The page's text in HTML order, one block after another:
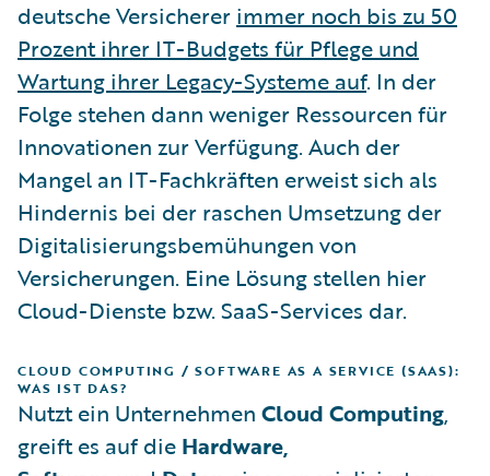
deutsche Versicherer immer noch bis zu 50
Prozent ihrer IT-Budgets für Pflege und
Wartung ihrer Legacy-Systeme auf. In der
Folge stehen dann weniger Ressourcen für
Innovationen zur Verfügung. Auch der
Mangel an IT-Fachkräften erweist sich als
Hindernis bei der raschen Umsetzung der
Digitalisierungsbemühungen von
Versicherungen. Eine Lösung stellen hier
Cloud-Dienste bzw. SaaS-Services dar.
CLOUD COMPUTING / SOFTWARE AS A SERVICE (SAAS):
WAS IST DAS?
Nutzt ein Unternehmen Cloud Computing,
greift es auf die Hardware,